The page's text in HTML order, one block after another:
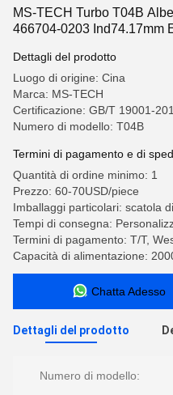
MS-TECH Turbo T04B
466704-0203 Ind74.17mm
Dettagli del prodotto
Luogo di origine: Cina
Marca: MS-TECH
Certificazione: GB/T 19001-
Numero di modello: T04B
Termini di pagamento e di
Quantità di ordine minimo: 1
Prezzo: 60-70USD/piece
Imballaggi particolari: scatola
Tempi di consegna:
Termini di pagamento: T/T,
Capacità di alimentazione:
Chatta Adesso
Dettagli del prodotto
Numero di modello: